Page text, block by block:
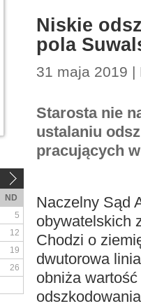
Niskie
pola
31 maja 2019 |
Starosta nie
ustalaniu
pracujących
Naczelny Sąd
obywatelskich
Chodzi o
dwutorowa
obniża wartość
ND
5
12
19
26